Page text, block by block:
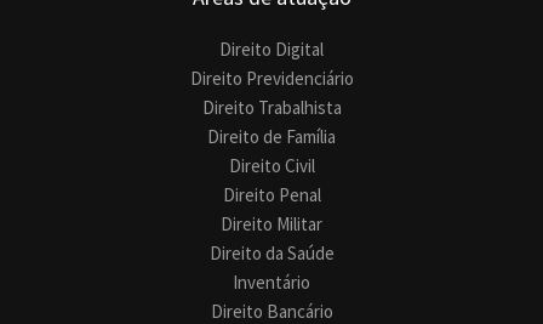
Direito Digital
Direito Previdenciário
Direito Trabalhista
Direito de Família
Direito Civil
Direito Penal
Direito Militar
Direito da Saúde
Inventário
Direito Bancário